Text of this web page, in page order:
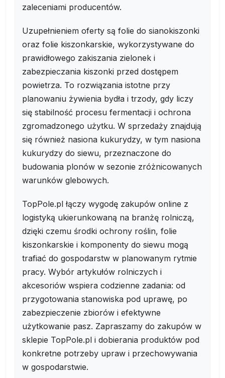
zaleceniami producentów.
Uzupełnieniem oferty są folie do sianokiszonki
oraz folie kiszonkarskie, wykorzystywane do
prawidłowego zakiszania zielonek i
zabezpieczania kiszonki przed dostępem
powietrza. To rozwiązania istotne przy
planowaniu żywienia bydła i trzody, gdy liczy
się stabilność procesu fermentacji i ochrona
zgromadzonego użytku. W sprzedaży znajdują
się również nasiona kukurydzy, w tym nasiona
kukurydzy do siewu, przeznaczone do
budowania plonów w sezonie zróżnicowanych
warunków glebowych.
TopPole.pl łączy wygodę zakupów online z
logistyką ukierunkowaną na branżę rolniczą,
dzięki czemu środki ochrony roślin, folie
kiszonkarskie i komponenty do siewu mogą
trafiać do gospodarstw w planowanym rytmie
pracy. Wybór artykułów rolniczych i
akcesoriów wspiera codzienne zadania: od
przygotowania stanowiska pod uprawę, po
zabezpieczenie zbiorów i efektywne
użytkowanie pasz. Zapraszamy do zakupów w
sklepie TopPole.pl i dobierania produktów pod
konkretne potrzeby upraw i przechowywania
w gospodarstwie.